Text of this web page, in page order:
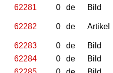
62281
0 de Bild
62282 0 de Artikel
62283
0 de Bild
62284
0 de Bild